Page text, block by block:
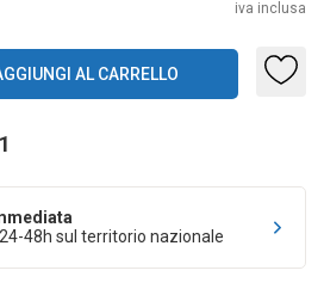
iva inclusa
48h sul territorio nazionale